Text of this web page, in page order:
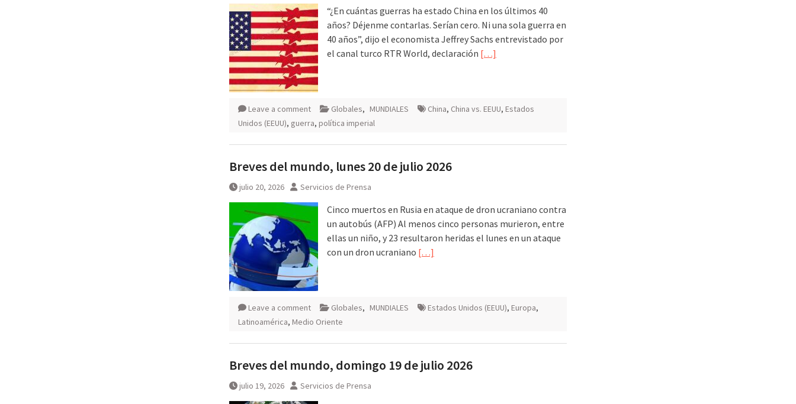
“¿En cuántas guerras ha estado China en los últimos 40
años? Déjenme contarlas. Serían cero. Ni una sola guerra en
40 años”, dijo el economista Jeffrey Sachs entrevistado por
el canal turco RTR World, declaración […]
Leave a comment Globales, MUNDIALES China, China vs. EEUU, Estados
Unidos (EEUU), guerra, política imperial
Breves del mundo, lunes 20 de julio 2026
julio 20, 2026 Servicios de Prensa
Cinco muertos en Rusia en ataque de dron ucraniano contra
un autobús (AFP) Al menos cinco personas murieron, entre
ellas un niño, y 23 resultaron heridas el lunes en un ataque
con un dron ucraniano […]
Leave a comment Globales, MUNDIALES Estados Unidos (EEUU), Europa,
Latinoamérica, Medio Oriente
Breves del mundo, domingo 19 de julio 2026
julio 19, 2026 Servicios de Prensa